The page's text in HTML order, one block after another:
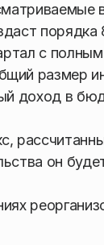
порядка
с
размер
доход в
он